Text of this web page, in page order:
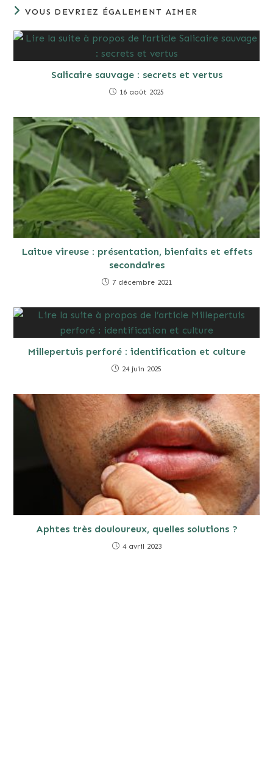
VOUS DEVRIEZ ÉGALEMENT AIMER
Salicaire sauvage : secrets et vertus
16 août 2025
Laitue vireuse : présentation, bienfaits et effets
secondaires
7 décembre 2021
Millepertuis perforé : identification et culture
24 juin 2025
Aphtes très douloureux, quelles solutions ?
4 avril 2023